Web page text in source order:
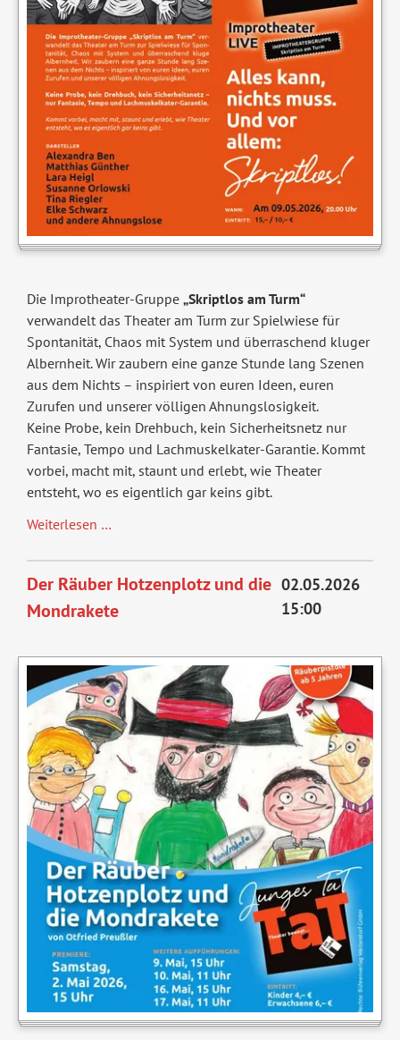
Die Improtheater-Gruppe „Skriptlos am Turm“
verwandelt das Theater am Turm zur Spielwiese für
Spontanität, Chaos mit System und überraschend kluger
Albernheit. Wir zaubern eine ganze Stunde lang Szenen
aus dem Nichts – inspiriert von euren Ideen, euren
Zurufen und unserer völligen Ahnungslosigkeit.
Keine Probe, kein Drehbuch, kein Sicherheitsnetz nur
Fantasie, Tempo und Lachmuskelkater-Garantie. Kommt
vorbei, macht mit, staunt und erlebt, wie Theater
entsteht, wo es eigentlich gar keins gibt.
Weiterlesen …Improtheater
Der Räuber Hotzenplotz und die
Mondrakete
02.05.2026
15:00